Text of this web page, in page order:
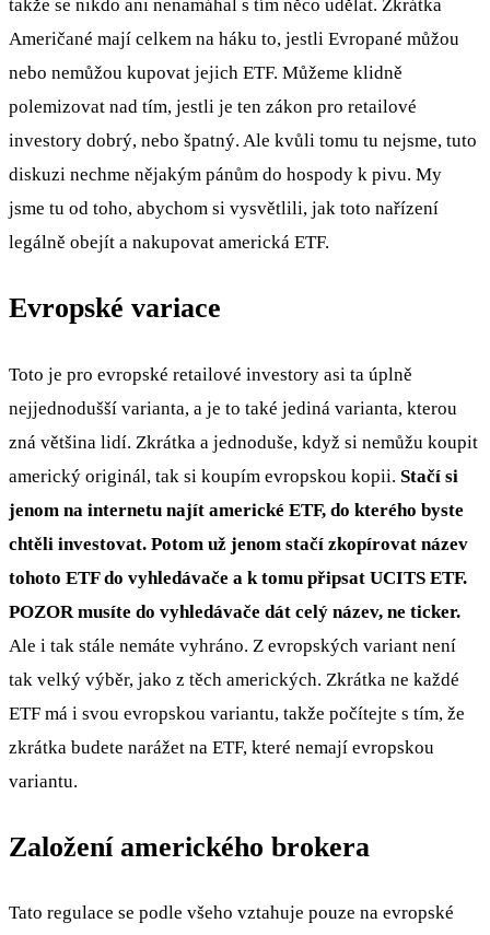
takže se nikdo ani nenamáhal s tím něco udělat. Zkrátka
Američané mají celkem na háku to, jestli Evropané můžou
nebo nemůžou kupovat jejich ETF. Můžeme klidně
polemizovat nad tím, jestli je ten zákon pro retailové
investory dobrý, nebo špatný. Ale kvůli tomu tu nejsme, tuto
diskuzi nechme nějakým pánům do hospody k pivu. My
jsme tu od toho, abychom si vysvětlili, jak toto nařízení
legálně obejít a nakupovat americká ETF.
Evropské variace
Toto je pro evropské retailové investory asi ta úplně
nejjednodušší varianta, a je to také jediná varianta, kterou
zná většina lidí. Zkrátka a jednoduše, když si nemůžu koupit
americký originál, tak si koupím evropskou kopii. Stačí si
jenom na internetu najít americké ETF, do kterého byste
chtěli investovat. Potom už jenom stačí zkopírovat název
tohoto ETF do vyhledávače a k tomu připsat UCITS ETF.
POZOR musíte do vyhledávače dát celý název, ne ticker.
Ale i tak stále nemáte vyhráno. Z evropských variant není
tak velký výběr, jako z těch amerických. Zkrátka ne každé
ETF má i svou evropskou variantu, takže počítejte s tím, že
zkrátka budete narážet na ETF, které nemají evropskou
variantu.
Založení amerického brokera
Tato regulace se podle všeho vztahuje pouze na evropské